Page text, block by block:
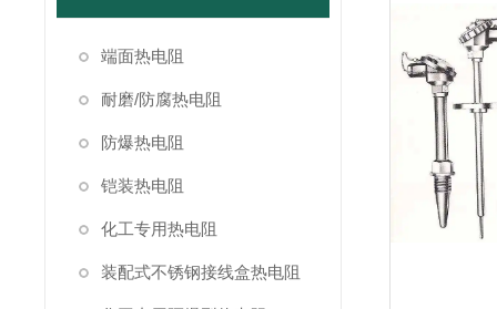
端面热电阻
耐磨/防腐热电阻
防爆热电阻
铠装热电阻
化工专用热电阻
装配式不锈钢接线盒热电阻